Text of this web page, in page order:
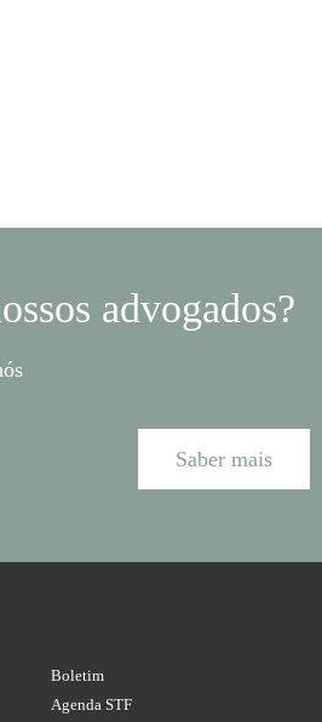
advogados?
Saber mais
Boletim
Agenda STF